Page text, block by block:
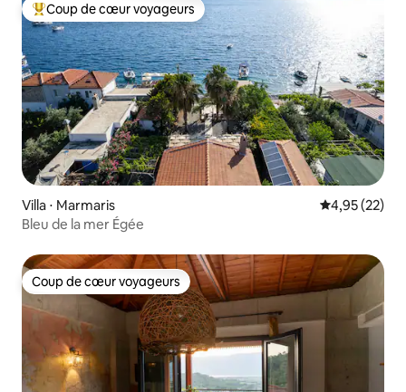
Coups de cœur voyageurs les plus appréciés
Coup de cœur voyageurs
Villa ⋅ Marmaris Évaluation
4,95 (22)
Bleu de la mer Égée
Coup de cœur voyageurs
Coup de cœur voyageurs